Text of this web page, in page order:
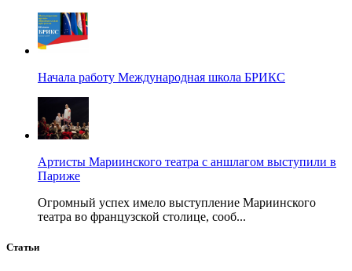
Начала работу Международная школа БРИКС
Артисты Мариинского театра с аншлагом выступили в
Париже
Огромный успех имело выступление Мариинского
театра во французской столице, сооб...
Статьи